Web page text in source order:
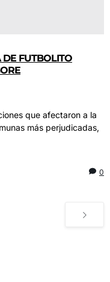
FUTBOLITO
que afectaron a la
más perjudicadas,
0